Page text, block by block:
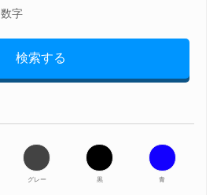
数字
検索する
グレー 黒 青